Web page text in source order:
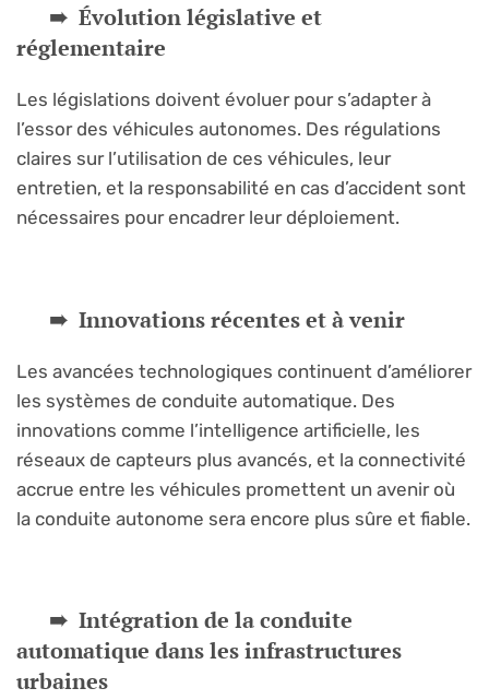
Évolution législative et
réglementaire
Les législations doivent évoluer pour s’adapter à
l’essor des véhicules autonomes. Des régulations
claires sur l’utilisation de ces véhicules, leur
entretien, et la responsabilité en cas d’accident sont
nécessaires pour encadrer leur déploiement.
Innovations récentes et à venir
Les avancées technologiques continuent d’améliorer
les systèmes de conduite automatique. Des
innovations comme l’intelligence artificielle, les
réseaux de capteurs plus avancés, et la connectivité
accrue entre les véhicules promettent un avenir où
la conduite autonome sera encore plus sûre et fiable.
Intégration de la conduite
automatique dans les infrastructures
urbaines